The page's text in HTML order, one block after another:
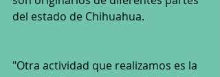
del estado de Chihuahua.
"Otra actividad que realizamos es la